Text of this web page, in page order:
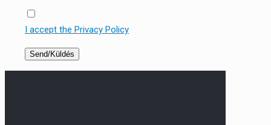
I accept the Privacy Policy